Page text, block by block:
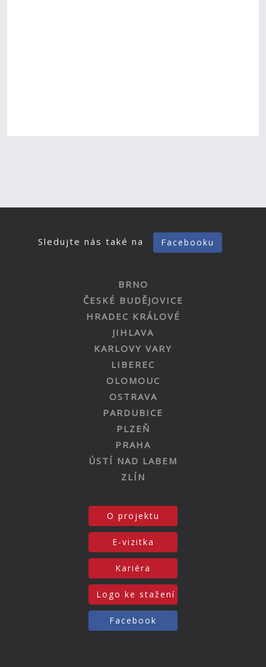
Sledujte nás také na Facebooku
BRNO
ČESKÉ BUDĚJOVICE
HRADEC KRÁLOVÉ
JIHLAVA
KARLOVY VARY
LIBEREC
OLOMOUC
OSTRAVA
PARDUBICE
PLZEŇ
PRAHA
ÚSTÍ NAD LABEM
ZLÍN
O projektu
E-vizitka
Kariéra
Logo ke stažení
Facebook